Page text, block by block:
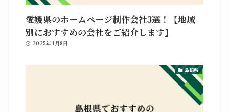
愛媛県のホームページ制作会社3選！【地域
別におすすめの会社をご紹介します】
2025年4月8日
島根県